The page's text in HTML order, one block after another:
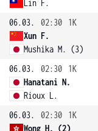
Lin F.
06.03.
02:30
1K
Xun F.
Mushika M. (3)
06.03.
02:30
1K
Hanatani N.
Rioux L.
06.03.
02:30
1K
Wong H. (2)